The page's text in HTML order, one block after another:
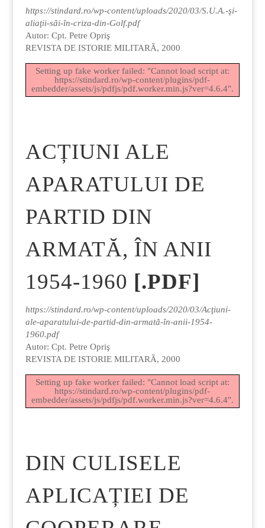
https://stindard.ro/wp-content/uploads/2020/03/S.U.A.-şi-
aliaţii-sãi-în-criza-din-Golf.pdf
Autor: Cpt. Petre Opriş
REVISTA DE ISTORIE MILITARÃ, 2000
Setting up fake worker failed: "Cannot load script at:
https://stindard.ro/wp-content/plugins/pdf-
embedder/assets/js/pdfjs/pdf.worker.min.js?ver=4.6.4".
ACȚIUNI ALE
APARATULUI DE
PARTID DIN
ARMATĂ, ÎN ANII
1954-1960 [.PDF]
https://stindard.ro/wp-content/uploads/2020/03/Acţiuni-
ale-aparatului-de-partid-din-armatã-în-anii-1954-
1960.pdf
Autor: Cpt. Petre Opriş
REVISTA DE ISTORIE MILITARÃ, 2000
Setting up fake worker failed: "Cannot load script at:
https://stindard.ro/wp-content/plugins/pdf-
embedder/assets/js/pdfjs/pdf.worker.min.js?ver=4.6.4".
DIN CULISELE
APLICAȚIEI DE